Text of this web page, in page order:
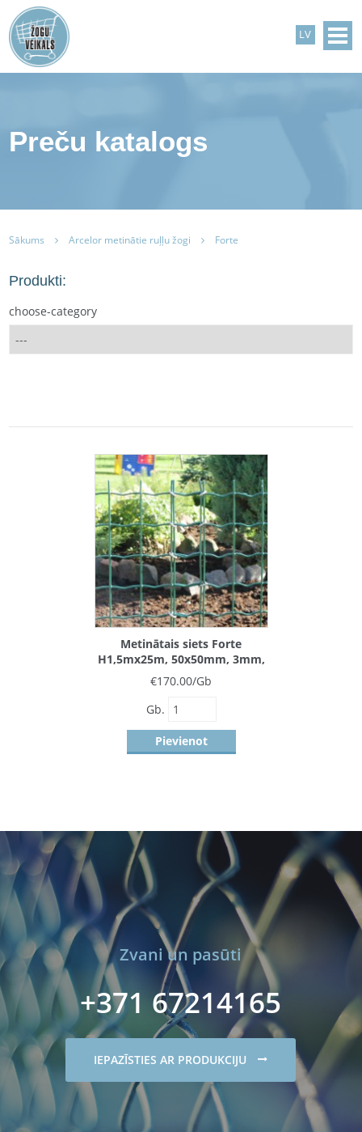
LV
Preču katalogs
Sākums Arcelor metinātie ruļļu žogi Forte
Produkti:
choose-category
Metinātais siets Forte
H1,5mx25m, 50x50mm, 3mm,
ZN+PVC
€170.00/Gb
Gb.
Pievienot
Zvani un pasūti
+371 67214165
IEPAZĪSTIES AR PRODUKCIJU